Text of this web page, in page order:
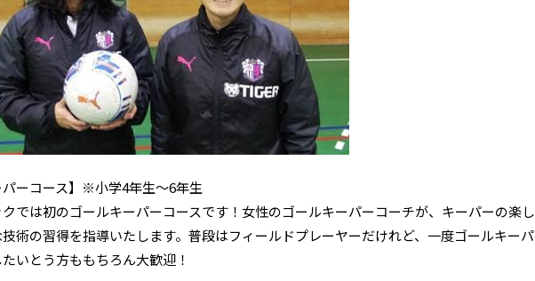
パーコース】※小学4年生～6年生
では初のゴールキーパーコースです！女性のゴールキーパーコーチが、キーパーの楽し
術の習得を指導いたします。普段はフィールドプレーヤーだけれど、一度ゴールキーパ
いとう方ももちろん大歓迎！